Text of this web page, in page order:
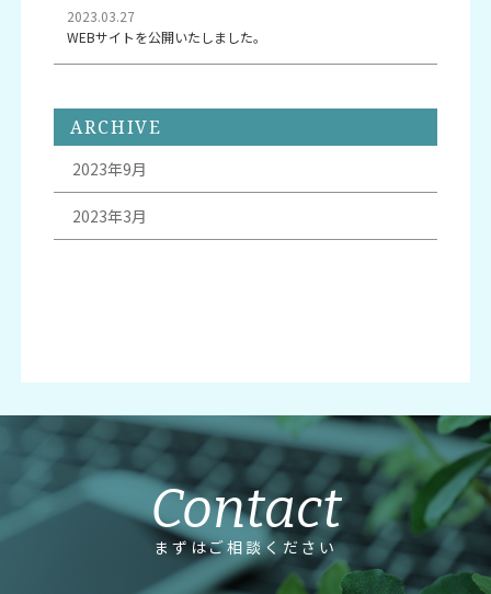
2023.03.27
WEBサイトを公開いたしました。
ARCHIVE
2023年9月
2023年3月
Contact
まずはご相談ください